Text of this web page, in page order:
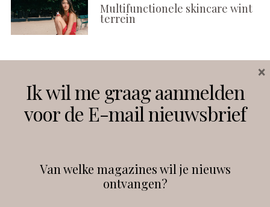
Multifunctionele skincare wint
terrein
Instagram Facebook
debeautyprofessional
Ik wil me graag aanmelden
voor de E-mail nieuwsbrief
Van welke magazines wil je nieuws
ontvangen?
×